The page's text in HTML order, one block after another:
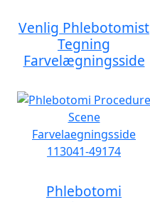
Venlig Phlebotomist
Tegning
Farvelægningsside
Phlebotomi